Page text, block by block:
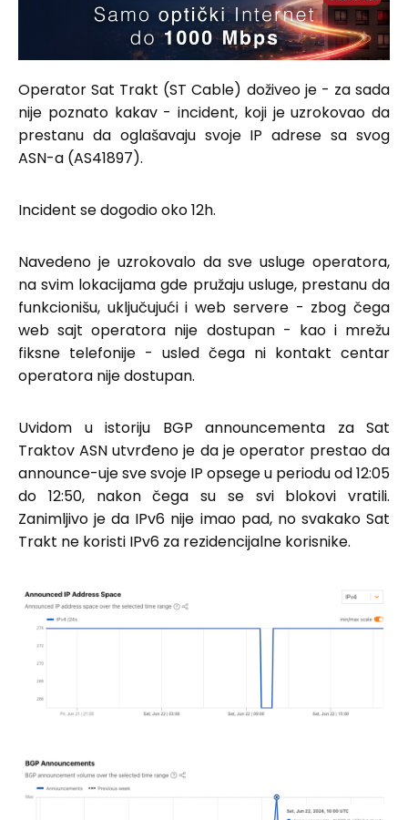
Operator Sat Trakt (ST Cable) doživeo je - za sada
nije poznato kakav - incident, koji je uzrokovao da
prestanu da oglašavaju svoje IP adrese sa svog
ASN-a (AS41897).
Incident se dogodio oko 12h.
Navedeno je uzrokovalo da sve usluge operatora,
na svim lokacijama gde pružaju usluge, prestanu da
funkcionišu, uključujući i web servere - zbog čega
web sajt operatora nije dostupan - kao i mrežu
fiksne telefonije - usled čega ni kontakt centar
operatora nije dostupan.
Uvidom u istoriju BGP announcementa za Sat
Traktov ASN utvrđeno je da je operator prestao da
announce-uje sve svoje IP opsege u periodu od 12:05
do 12:50, nakon čega su se svi blokovi vratili.
Zanimljivo je da IPv6 nije imao pad, no svakako Sat
Trakt ne koristi IPv6 za rezidencijalne korisnike.